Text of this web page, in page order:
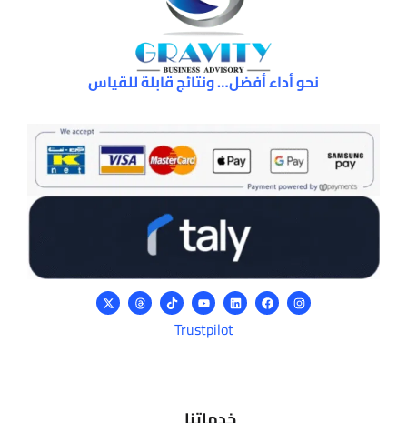
نحو أداء أفضل… ونتائج قابلة للقياس
Trustpilot